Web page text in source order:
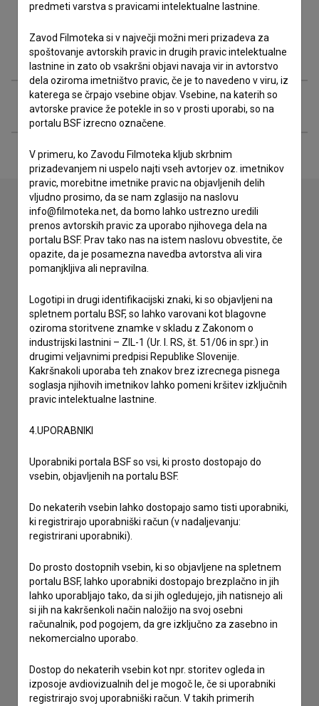
Filmografija (3)
Razširjeni podatki
Stik z uredništvom
Spoštovani, s pomočjo spodnjega obrazca lahko stopite v
stik z uredništvom Baze slovenskih filmov. Veseli bomo vaših
imam vprašanje
prijavljam napako
želim dodati podatke
drugo
Sprejemamsplošne pogojein dajemsoglasje
predmeti varstva s pravicami intelektualne lastnine.
Zavod Filmoteka si v največji možni meri prizadeva za
spoštovanje avtorskih pravic in drugih pravic intelektualne
lastnine in zato ob vsakršni objavi navaja vir in avtorstvo
dela oziroma imetništvo pravic, če je to navedeno v viru, iz
katerega se črpajo vsebine objav. Vsebine, na katerih so
avtorske pravice že potekle in so v prosti uporabi, so na
portalu BSF izrecno označene.
V primeru, ko Zavodu Filmoteka kljub skrbnim
prizadevanjem ni uspelo najti vseh avtorjev oz. imetnikov
pravic, morebitne imetnike pravic na objavljenih delih
vljudno prosimo, da se nam zglasijo na naslovu
info@filmoteka.net, da bomo lahko ustrezno uredili
prenos avtorskih pravic za uporabo njihovega dela na
portalu BSF. Prav tako nas na istem naslovu obvestite, če
opazite, da je posamezna navedba avtorstva ali vira
pomanjkljiva ali nepravilna.
Logotipi in drugi identifikacijski znaki, ki so objavljeni na
spletnem portalu BSF, so lahko varovani kot blagovne
oziroma storitvene znamke v skladu z Zakonom o
industrijski lastnini – ZIL-1 (Ur. l. RS, št. 51/06 in spr.) in
drugimi veljavnimi predpisi Republike Slovenije.
Kakršnakoli uporaba teh znakov brez izrecnega pisnega
soglasja njihovih imetnikov lahko pomeni kršitev izključnih
pravic intelektualne lastnine.
4.UPORABNIKI
Uporabniki portala BSF so vsi, ki prosto dostopajo do
vsebin, objavljenih na portalu BSF.
Do nekaterih vsebin lahko dostopajo samo tisti uporabniki,
ki registrirajo uporabniški račun (v nadaljevanju:
registrirani uporabniki).
Do prosto dostopnih vsebin, ki so objavljene na spletnem
portalu BSF, lahko uporabniki dostopajo brezplačno in jih
lahko uporabljajo tako, da si jih ogledujejo, jih natisnejo ali
si jih na kakršenkoli način naložijo na svoj osebni
računalnik, pod pogojem, da gre izključno za zasebno in
nekomercialno uporabo.
Dostop do nekaterih vsebin kot npr. storitev ogleda in
izposoje avdiovizualnih del je mogoč le, če si uporabniki
registrirajo svoj uporabniški račun. V takih primerih